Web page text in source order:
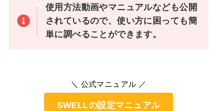
使用方法動画やマニュアルなども公開
されているので、使い方に困っても簡
単に調べることができます。
＼ 公式マニュアル ／
SWELLの設定マニュアル